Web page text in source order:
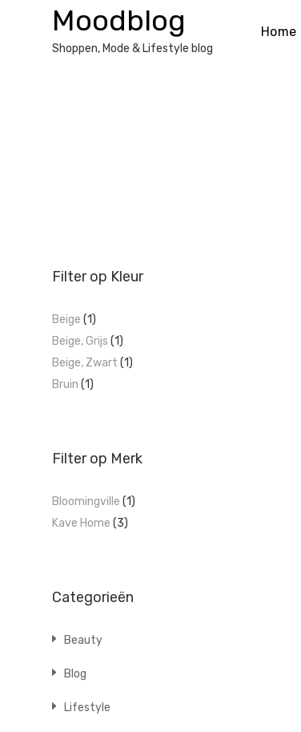
Moodblog
Shoppen, Mode & Lifestyle blog
Home
Filter op Kleur
Beige (1)
Beige, Grijs (1)
Beige, Zwart (1)
Bruin (1)
Filter op Merk
Bloomingville (1)
Kave Home (3)
Categorieën
Beauty
Blog
Lifestyle